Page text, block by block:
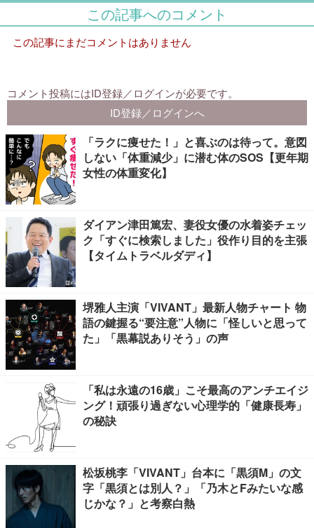
「ラクに痩せた！」と喜ぶのは待って。意図
しない「体重減少」に潜む体のSOS【更年期
女性の体重変化】
ダイアン津田篤宏、妻役女優の水着姿チェッ
ク「すぐに検索しました」役作り目的を主張
【タイムトラベルダディ】
堺雅人主演「VIVANT」最新人物チャート 物
語の鍵握る“要注意”人物に「怪しいと思って
た」「黒幕説ありそう」の声
「私は永遠の16歳」こそ最高のアンチエイジ
ング！頑張り過ぎない心理学的「健康長寿」
の秘訣
松坂桃李「VIVANT」台本に「黒須M」の文
字「黒須とは別人？」「乃木とFみたいな感
じかな？」と考察白熱